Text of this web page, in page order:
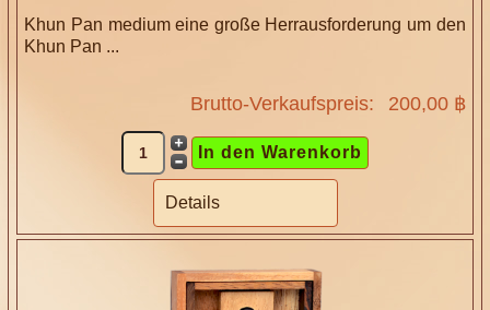
Khun Pan medium eine große Herrausforderung um den
Khun Pan ...
Brutto-Verkaufspreis: 200,00 ฿
Details